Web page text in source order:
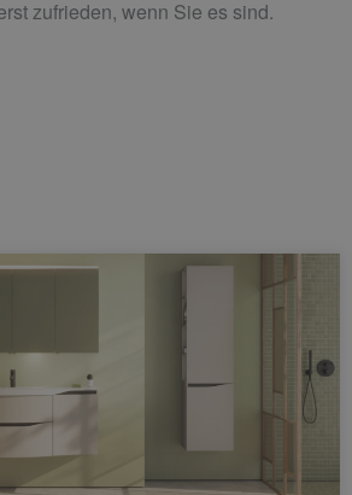
zufrieden, wenn Sie es sind.